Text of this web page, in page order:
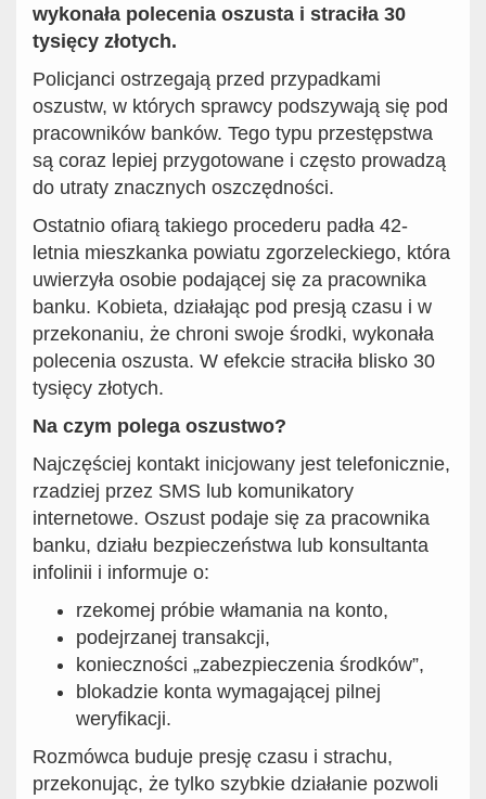
wykonała polecenia oszusta i straciła 30
tysięcy złotych.
Policjanci ostrzegają przed przypadkami
oszustw, w których sprawcy podszywają się pod
pracowników banków. Tego typu przestępstwa
są coraz lepiej przygotowane i często prowadzą
do utraty znacznych oszczędności.
Ostatnio ofiarą takiego procederu padła 42-
letnia mieszkanka powiatu zgorzeleckiego, która
uwierzyła osobie podającej się za pracownika
banku. Kobieta, działając pod presją czasu i w
przekonaniu, że chroni swoje środki, wykonała
polecenia oszusta. W efekcie straciła blisko 30
tysięcy złotych.
Na czym polega oszustwo?
Najczęściej kontakt inicjowany jest telefonicznie,
rzadziej przez SMS lub komunikatory
internetowe. Oszust podaje się za pracownika
banku, działu bezpieczeństwa lub konsultanta
infolinii i informuje o:
rzekomej próbie włamania na konto,
podejrzanej transakcji,
konieczności „zabezpieczenia środków”,
blokadzie konta wymagającej pilnej
weryfikacji.
Rozmówca buduje presję czasu i strachu,
przekonując, że tylko szybkie działanie pozwoli